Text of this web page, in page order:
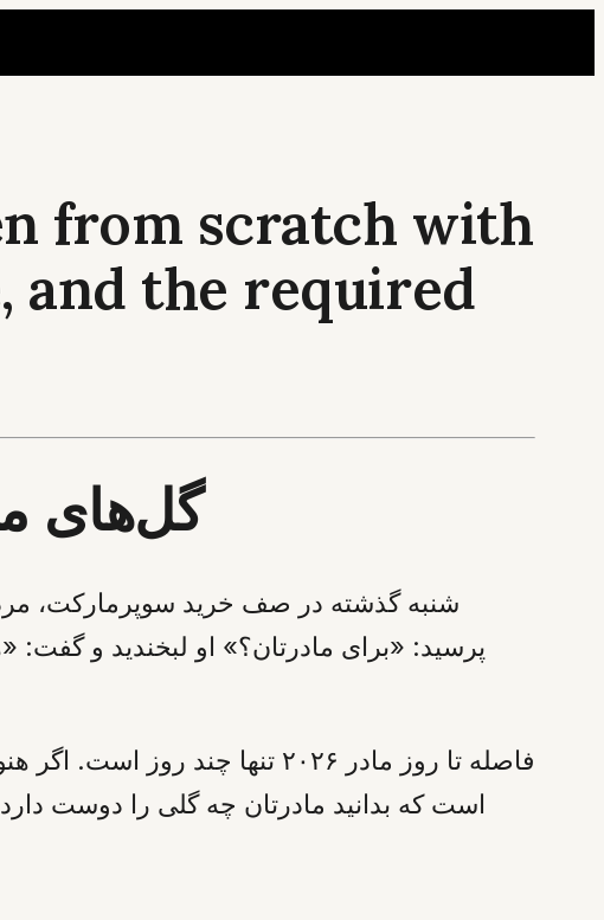
from scratch with
and the required
گل‌های
شنبه گذشته در صف خرید سوپرمارکت،
پرسید: «برای مادرتان؟» او لبخندید و
فاصله تا روز مادر ۲۰۲۶ تنها
است که بدانید مادرتان چه گلی را دوست